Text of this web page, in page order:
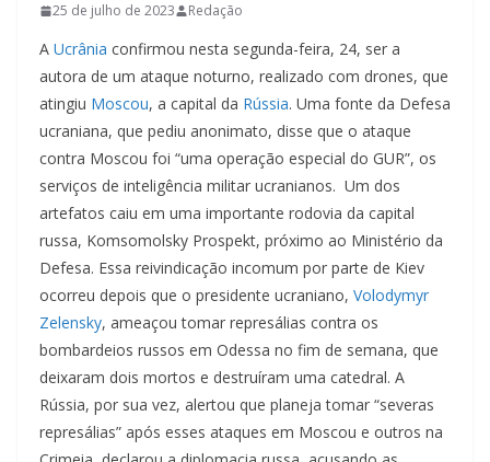
25 de julho de 2023 Redação
A Ucrânia confirmou nesta segunda-feira, 24, ser a
autora de um ataque noturno, realizado com drones, que
atingiu Moscou, a capital da Rússia. Uma fonte da Defesa
ucraniana, que pediu anonimato, disse que o ataque
contra Moscou foi “uma operação especial do GUR”, os
serviços de inteligência militar ucranianos. Um dos
artefatos caiu em uma importante rodovia da capital
russa, Komsomolsky Prospekt, próximo ao Ministério da
Defesa. Essa reivindicação incomum por parte de Kiev
ocorreu depois que o presidente ucraniano, Volodymyr
Zelensky, ameaçou tomar represálias contra os
bombardeios russos em Odessa no fim de semana, que
deixaram dois mortos e destruíram uma catedral. A
Rússia, por sua vez, alertou que planeja tomar “severas
represálias” após esses ataques em Moscou e outros na